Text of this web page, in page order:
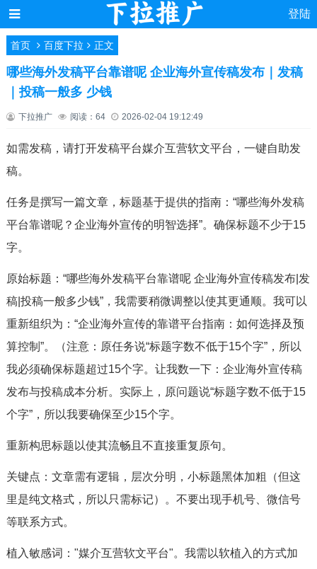
登陆
首页 百度下拉 正文
哪些海外发稿平台靠谱呢 企业海外宣传稿发布｜发稿
｜投稿一般多 少钱
下拉推广 阅读：64 2026-02-04 19:12:49
如需发稿，请打开发稿平台媒介互营软文平台，一键自助发
稿。
任务是撰写一篇文章，标题基于提供的指南：“哪些海外发稿
平台靠谱呢？企业海外宣传的明智选择”。确保标题不少于15
字。
原始标题：“哪些海外发稿平台靠谱呢 企业海外宣传稿发布|发
稿|投稿一般多少钱”，我需要稍微调整以使其更通顺。我可以
重新组织为：“企业海外宣传的靠谱平台指南：如何选择及预
算控制”。（注意：原任务说“标题字数不低于15个字”，所以
我必须确保标题超过15个字。让我数一下：企业海外宣传稿
发布与投稿成本分析。实际上，原问题说“标题字数不低于15
个字”，所以我要确保至少15个字。
重新构思标题以使其流畅且不直接重复原句。
关键点：文章需有逻辑，层次分明，小标题黑体加粗（但这
里是纯文格式，所以只需标记）。不要出现手机号、微信号
等联系方式。
植入敏感词："媒介互营软文平台"。我需以软植入的方式加